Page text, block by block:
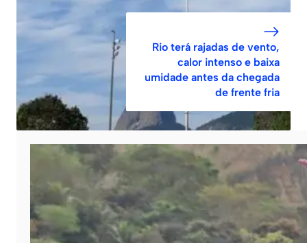
Rio terá rajadas de vento,
calor intenso e baixa
umidade antes da chegada
de frente fria